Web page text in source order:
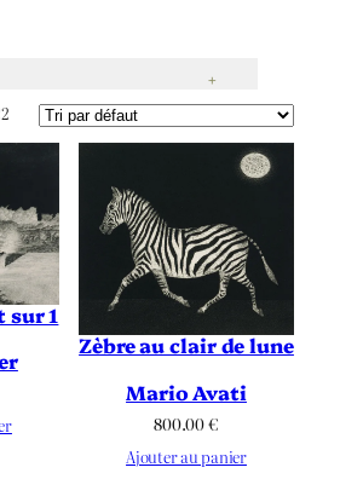
+
sur 1
Zèbre au clair de lune
Mario Avati
800.00€
Ajouter au panier